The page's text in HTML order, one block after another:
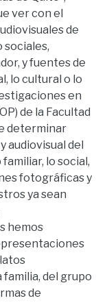
ver con el
de
y fuentes de
lo cultural o lo
en
de la Facultad
determinar
audiovisual del
lo social,
fotográficas y
ya sean
hemos
del grupo
de